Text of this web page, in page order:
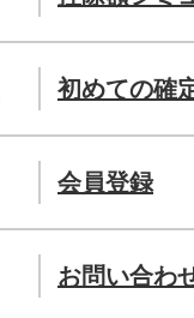
初めての確
会員登録
お問い合わ